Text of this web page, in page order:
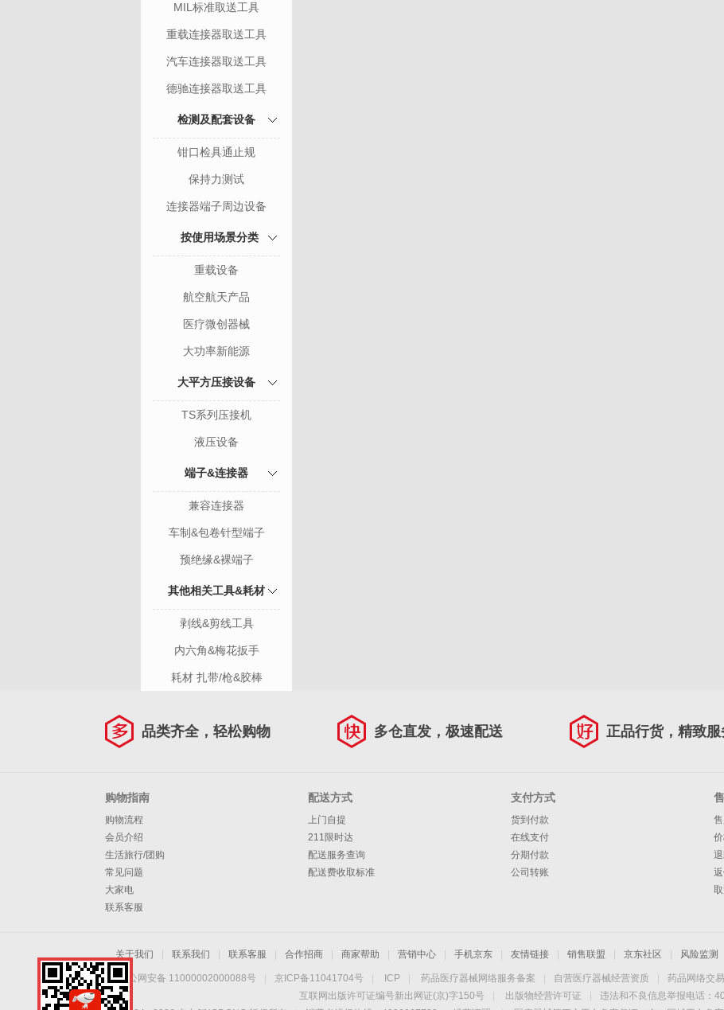
MIL标准取送工具
重载连接器取送工具
汽车连接器取送工具
德驰连接器取送工具
检测及配套设备
钳口检具通止规
保持力测试
连接器端子周边设备
按使用场景分类
重载设备
航空航天产品
医疗微创器械
大功率新能源
大平方压接设备
TS系列压接机
液压设备
端子&连接器
兼容连接器
车制&包卷针型端子
预绝缘&裸端子
其他相关工具&耗材
剥线&剪线工具
内六角&梅花扳手
耗材 扎带/枪&胶棒
品类齐全，轻松购物 多仓直发，极速配送 正品行货，精致服
购物指南
购物流程
会员介绍
生活旅行/团购
常见问题
大家电
联系客服
配送方式
上门自提
211限时达
配送服务查询
配送费收取标准
支付方式
货到付款
在线支付
分期付款
公司转账
关于我们 联系我们 联系客服 合作招商 商家帮助 营销中心 手机京东 友情链接 销售联盟 京东社区 风险监测
京公网安备 11000002000088号 京ICP备11041704号 ICP 药品医疗器械网络服务备案 自营医疗器械经营资质 药品网络交
互联网出版许可证编号新出网证(京)字150号
出版物经营许可证
违法和不良信息举报电话：